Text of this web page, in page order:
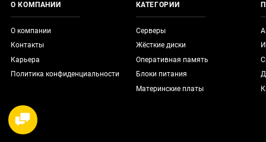
О КОМПАНИИ
О компании
Контакты
Карьера
Политика конфиденциальности
КАТЕГОРИИ
Серверы
Жёсткие диски
Оперативная память
Блоки питания
Материнские платы